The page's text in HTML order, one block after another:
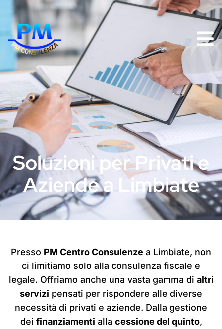
Soluzioni per Privati e
Aziende a Limbiate
Presso PM Centro Consulenze a Limbiate, non
ci limitiamo solo alla consulenza fiscale e
legale. Offriamo anche una vasta gamma di altri
servizi pensati per rispondere alle diverse
necessità di privati e aziende. Dalla gestione
dei finanziamenti alla cessione del quinto,